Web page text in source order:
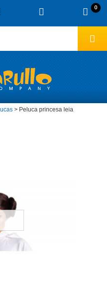
0
> Peluca princesa leia